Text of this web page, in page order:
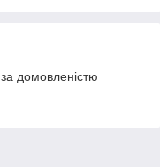
домовленістю